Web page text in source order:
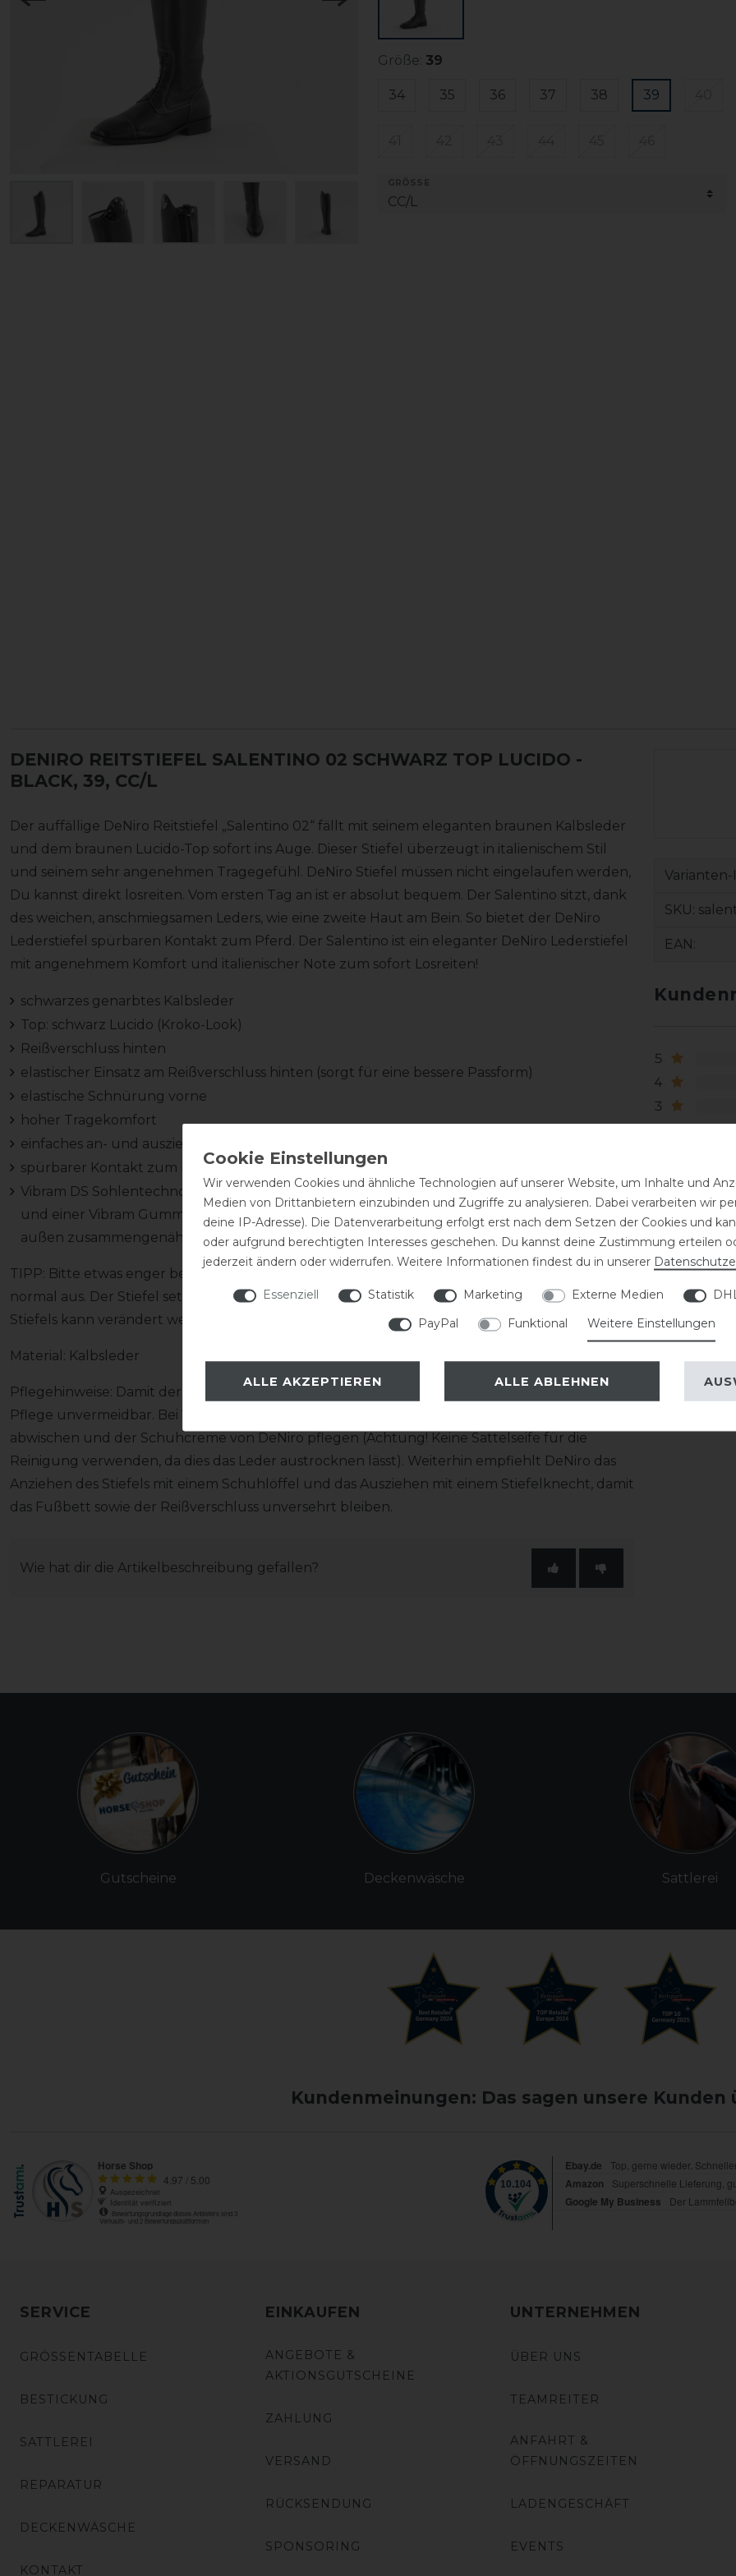
Größe: 39
34 35 36 37 38 39
DENIRO REITSTIEFEL SALENTINO 02 SCHWARZ TOP LUCIDO -
BLACK, 39, CC/L
Der auffällige DeNiro Reitstiefel „Salentino 02“ fällt mit seinem eleganten braunen Kalbsleder
und dem braunen Lucido-Top sofort ins Auge. Dieser Stiefel überzeugt in italienischem Stil
und seinem sehr angenehmen Tragegefühl. DeNiro Stiefel müssen nicht eingelaufen werden,
Du kannst direkt losreiten. Vom ersten Tag an ist er absolut bequem. Der Salentino sitzt, dank
des weichen, anschmiegsamen Leders, wie eine zweite Haut am Bein. So bietet der DeNiro
Lederstiefel spürbaren Kontakt zum Pferd. Der Salentino ist ein eleganter DeNiro Lederstiefel
mit angenehmem Komfort und italienischer Note zum sofort Losreiten!
schwarzes genarbtes Kalbsleder
Top: schwarz Lucido (Kroko-Look)
Reißverschluss hinten
elastischer Einsatz am Reißverschluss hinten (sorgt für eine bessere Passform)
elastische Schnürung vorne
hoher Tragekomfort
einfaches an- und ausziehen des Stiefels
spürbarer Kontakt zum Pferd
Vibram DS Sohlentechnologie: handgefertigte Sohle bestehend aus zwei Lederschichten
und einer Vibram Gummischicht, die drei Schichten werden mit einer Doppelnaht innen und
außen zusammengenäht
TIPP: Bitte etwas enger bestellen, da der Elastikeinsatz etwas nachgibt! Die Schuhgröße fällt
normal aus. Der Stiefel setzt sich mit der Zeit um ca. 1cm. Das Top wie auch die Farbe des
Stiefels kann verändert werden! Spreche uns einfach darauf an!
Material: Kalbsleder
Pflegehinweise: Damit der Stiefel nicht in Mitleidenschaft gezogen wird, ist eine regelmäßige
Pflege unvermeidbar. Bei Verschmutzung den Stiefel zeitnah mit einem feuchten Tuch
abwischen und der Schuhcreme von DeNiro pflegen (Achtung! Keine Sattelseife für die
Reinigung verwenden, da dies das Leder austrocknen lässt). Weiterhin empfiehlt DeNiro das
Anziehen des Stiefels mit einem Schuhlöffel und das Ausziehen mit einem Stiefelknecht, damit
das Fußbett sowie der Reißverschluss unversehrt bleiben.
Wie hat dir die Artikelbeschreibung gefallen?
Varianten-
SKU:
EAN:
5
4
3
Gutscheine Deckenwäsche Sattlerei
Kundenmeinungen: Das sagen unsere Kunden
SERVICE
GRÖSSENTABELLE
BESTICKUNG
SATTLEREI
REPARATUR
DECKENWÄSCHE
KONTAKT
EINKAUFEN
ANGEBOTE &
AKTIONSGUTSCHEINE
ZAHLUNG
VERSAND
RÜCKSENDUNG
SPONSORING
UNTERNEHMEN
ÜBER UNS
TEAMREITER
ANFAHRT &
ÖFFNUNGSZEITEN
LADENGESCHÄFT
EVENTS
Wir verwenden Cookies und ähnliche Technologien auf unserer Website, um Inhalte und
Medien von Drittanbietern einzubinden und Zugriffe zu analysieren. Dabei verarbeiten wir
deine IP-Adresse). Die Datenverarbeitung erfolgt erst nach dem Setzen der Cookies und
oder aufgrund berechtigten Interesses geschehen. Du kannst deine Zustimmung erteilen
jederzeit ändern oder widerrufen. Weitere Informationen findest du in unserer
Essenziell Statistik Marketing Externe Medien
PayPal
Funktional Weitere Einstellungen
ALLE AKZEPTIEREN ALLE ABLEHNEN